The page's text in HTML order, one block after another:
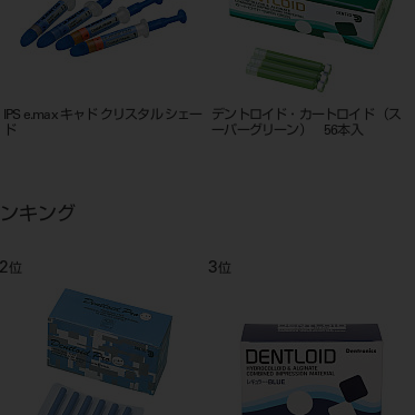
IPS e.max キャド クリスタル シェー
ド
デントロイド・カートロイド （ス
ーパーグリーン） 56本入
キング
2 位 3位